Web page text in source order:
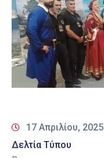
Έργα
&
Δράσεις
Ψηφιακές
Υπηρεσίες
17 Απριλίου, 2025
Δελτία Τύπου